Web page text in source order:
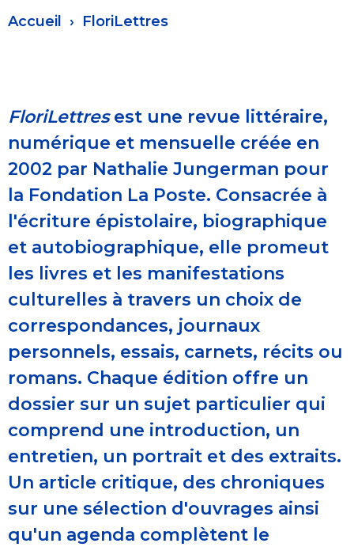
Fil
Accueil FloriLettres
FloriLettresest une revue littéraire,
numérique et mensuelle créée en
2002 par Nathalie Jungerman pour
la Fondation La Poste. Consacrée à
l'écriture épistolaire, biographique
et autobiographique, elle promeut
les livres et les manifestations
culturelles à travers un choix de
correspondances, journaux
personnels, essais, carnets, récits ou
romans. Chaque édition offre un
dossier sur un sujet particulier qui
comprend une introduction, un
entretien, un portrait et des extraits.
Un article critique, des chroniques
sur une sélection d'ouvrages ainsi
qu'un agenda complètent le